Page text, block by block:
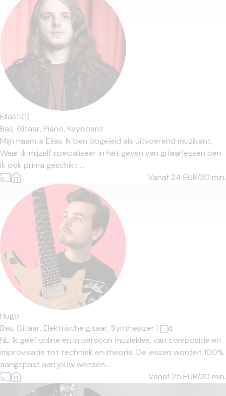
Elias5(1)
Bas, Gitaar, Piano, Keyboard
Mijn naam is Elias. Ik ben opgeleid als uitvoerend muzikant.
Waar ik mijzelf specialiseer in het geven van gitaarlessen ben
ik ook prima geschikt ...
Vanaf 24 EUR/30 min.
Hugo
Bas, Gitaar, Elektrische gitaar, Synthesizer |
NL: Ik geef online en in persoon muziekles, van compositie en
improvisatie tot techniek en theorie. De lessen worden 100%
aangepast aan jouw wensen...
Vanaf 25 EUR/30 min.